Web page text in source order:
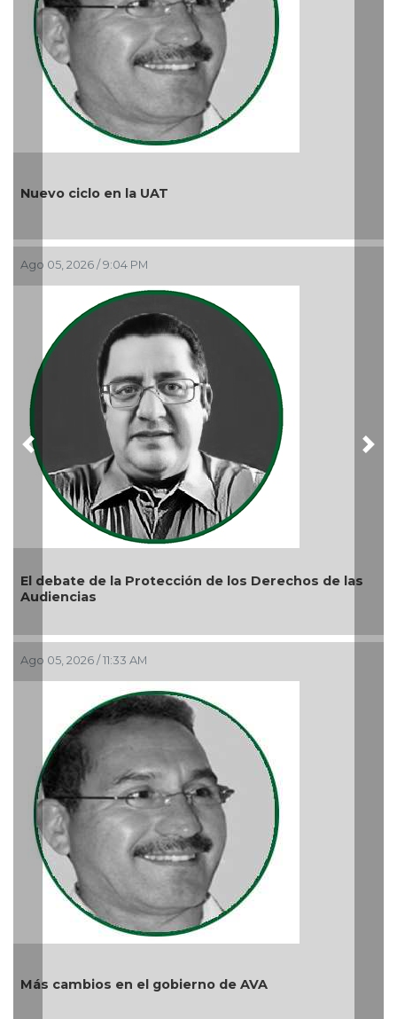
en la UAT
/ 9:04 PM
de la Protección de los Derechos de las
/ 11:33 AM
en el gobierno de AVA